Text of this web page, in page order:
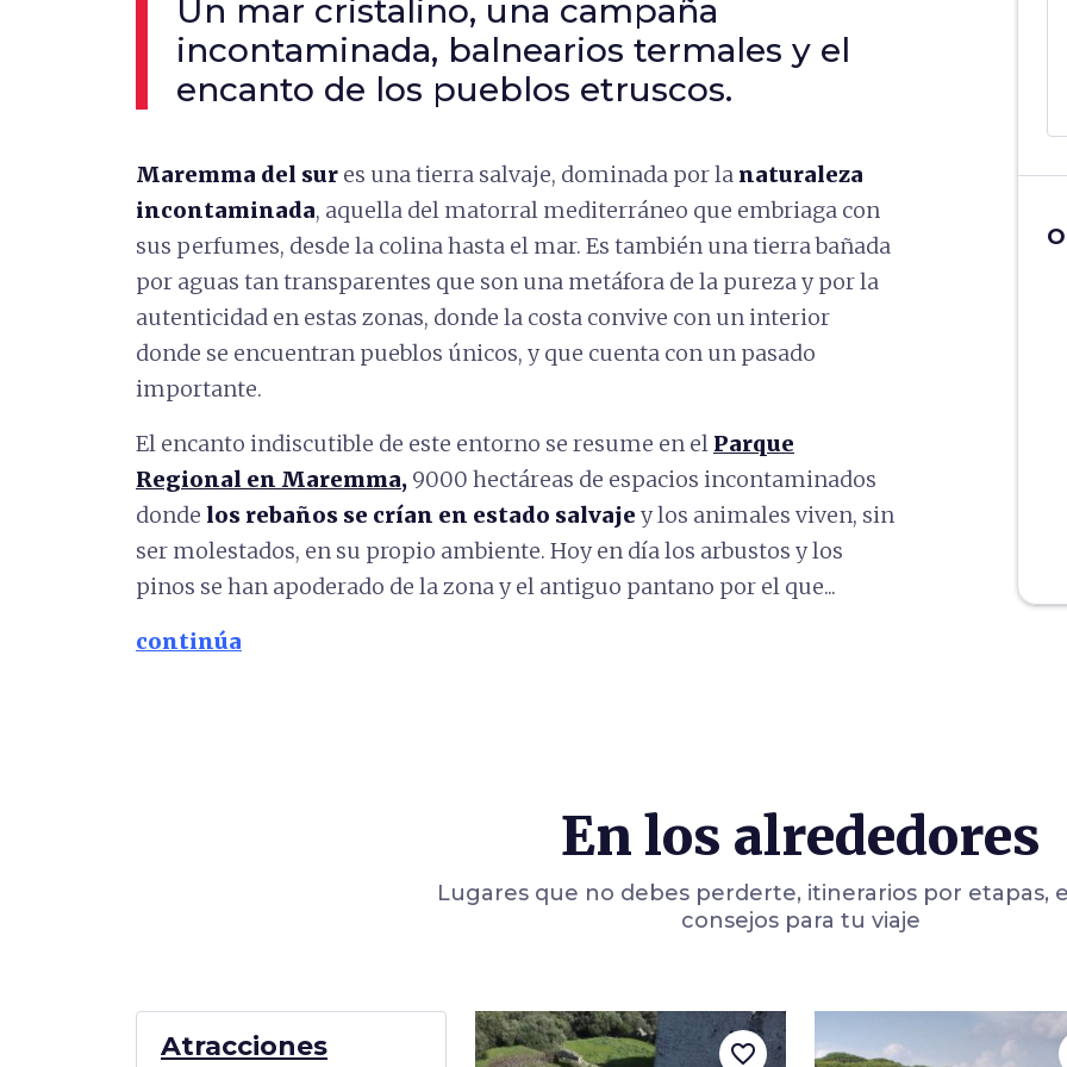
Un mar cristalino, una campaña
incontaminada, balnearios termales y el
encanto de los pueblos etruscos.
Maremma del sur es una tierra salvaje, dominada por la naturaleza
incontaminada, aquella del matorral mediterráneo que embriaga con
sus perfumes, desde la colina hasta el mar. Es también una tierra bañada
por aguas tan transparentes que son una metáfora de la pureza y por la
autenticidad en estas zonas, donde la costa convive con un interior
donde se encuentran pueblos únicos, y que cuenta con un pasado
importante.
El encanto indiscutible de este entorno se resume en el Parque
Regional en Maremma, 9000 hectáreas de espacios incontaminados
donde los rebaños se crían en estado salvaje y los animales viven, sin
ser molestados, en su propio ambiente. Hoy en día los arbustos y los
pinos se han apoderado de la zona y el antiguo pantano por el que...
continúa
En los alrededores
Lugares que no debes perderte, itinerarios por etapas,
consejos para tu viaje
Atracciones favorite_border